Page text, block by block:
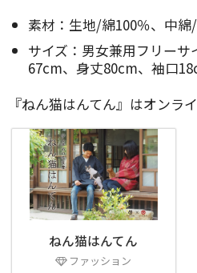
素材：生地/綿100％、中綿
サイズ：男女兼用フリー
67cm、身丈80cm、袖口
『ねん猫はんてん』はオンラ
ねん猫はんてん
ファッション